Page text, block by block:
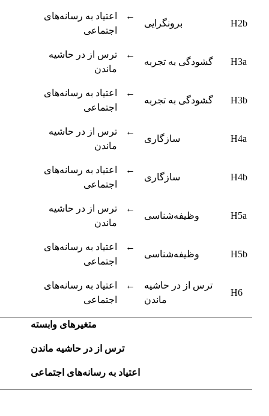
H2b برونگرایی ←
اعتیاد به رسانه‌های
اجتماعی
H3a گشودگی به تجربه ←
ترس از در حاشیه
ماندن
H3b گشودگی به تجربه ←
اعتیاد به رسانه‌های
اجتماعی
H4a سازگاری ←
ترس از در حاشیه
ماندن
H4b سازگاری ←
اعتیاد به رسانه‌های
اجتماعی
H5a وظیفه‌شناسی ←
ترس از در حاشیه
ماندن
H5b وظیفه‌شناسی ←
اعتیاد به رسانه‌های
اجتماعی
H6
ترس از در حاشیه
ماندن
←
اعتیاد به رسانه‌های
اجتماعی
متغیرهای وابسته
ترس از در حاشیه ماندن
اعتیاد به رسانه‌های اجتماعی